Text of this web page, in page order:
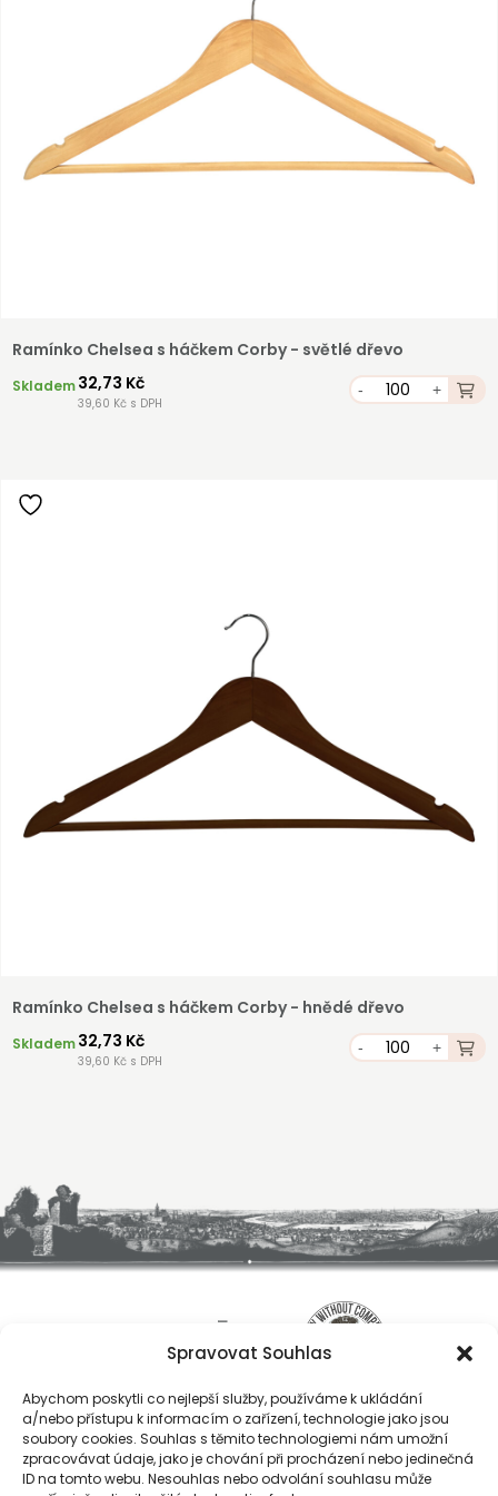
Spravovat Souhlas
Abychom poskytli co nejlepší služby, používáme k ukládání
a/nebo přístupu k informacím o zařízení, technologie jako jsou
soubory cookies. Souhlas s těmito technologiemi nám umožní
zpracovávat údaje, jako je chování při procházení nebo jedinečná
ID na tomto webu. Nesouhlas nebo odvolání souhlasu může
Ramínko Chelsea s háčkem Corby - světlé dřevo
Skladem32,73 Kč
39,60 Kč s DPH
- +
Ramínko Chelsea s háčkem Corby - hnědé dřevo
Skladem32,73 Kč
39,60 Kč s DPH
- +
O nás